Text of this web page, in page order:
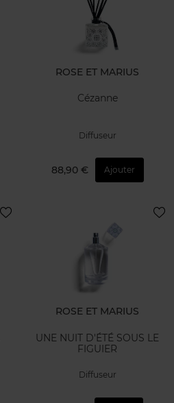
ROSE ET MARIUS
Cézanne
Diffuseur
88,90 € Ajouter
ROSE ET MARIUS
UNE NUIT D'ÉTÉ SOUS LE
FIGUIER
Diffuseur